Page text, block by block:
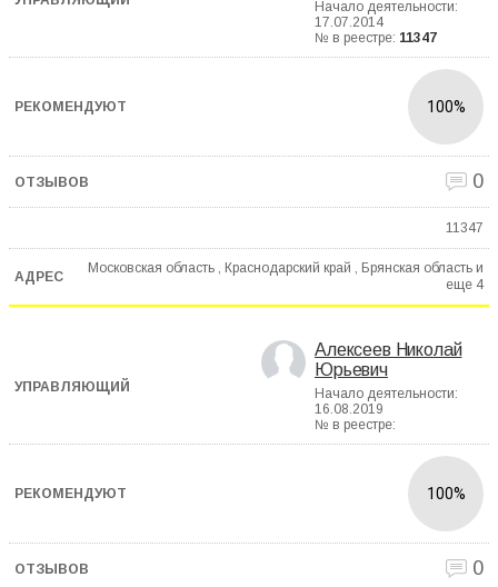
Начало деятельности:
17.07.2014
№ в реестре: 11347
100%
0
11347
Московская область , Краснодарский край , Брянская область и
еще 4
Алексеев Николай
Юрьевич
Начало деятельности:
16.08.2019
№ в реестре:
100%
0